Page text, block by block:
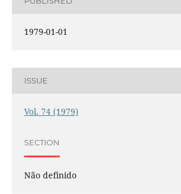
1979-01-01
ISSUE
Vol. 74 (1979)
SECTION
Não definido